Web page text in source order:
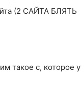
(2 САЙТА БЛЯТЬ
такое с, которое у